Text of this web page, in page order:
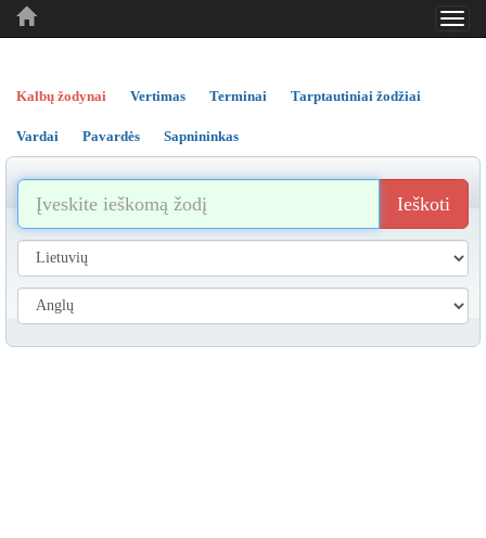
..
..
Kalbų žodynai Vertimas Terminai Tarptautiniai žodžiai
Vardai Pavardės Sapnininkas
Ieškoti